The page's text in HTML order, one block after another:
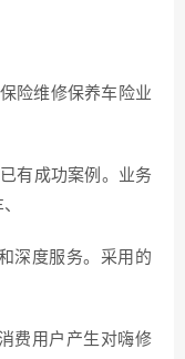
险维修保养车险业
有成功案例。业务
深度服务。采用的
费用户产生对嗨修